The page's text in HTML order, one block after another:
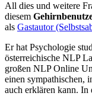
All dies und weitere
diesem
als Gastautor
Er hat Psychologie
österreichische NLP
großen NLP Online
einen sympathischen,
auch erklären kann. In